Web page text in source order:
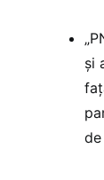
și
de